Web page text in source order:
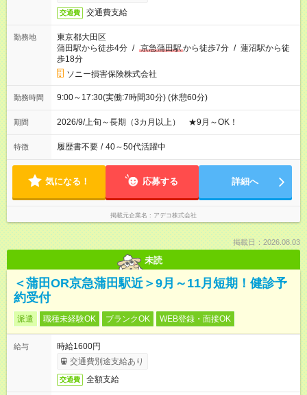
交通費 交通費支給
勤務地
東京都大田区
蒲田駅から徒歩4分 / 京急蒲田駅から徒歩7分 / 蓮沼駅から徒
歩18分
ソニー損害保険株式会社
勤務時間 9:00～17:30(実働:7時間30分) (休憩60分)
期間 2026/9/上旬～長期（3カ月以上） ★9月～OK！
特徴 履歴書不要 / 40～50代活躍中
気になる！ 応募する 詳細へ
掲載元企業名 アデコ株式会社
掲載日：2026.08.03
未読
＜蒲田OR京急蒲田駅近＞9月～11月短期！健診予
約受付
派遣 職種未経験OK ブランクOK WEB登録・面接OK
給与
時給1600円
交通費別途支給あり
交通費 全額支給